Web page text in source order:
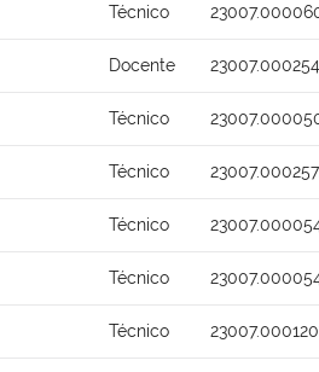
Técnico
Docente
Técnico
Técnico
Técnico
Técnico
Técnico